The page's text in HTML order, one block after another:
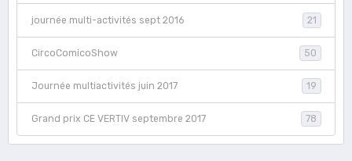
journée multi-activités sept 2016 21
CircoComicoShow 50
Journée multiactivités juin 2017 19
Grand prix CE VERTIV septembre 2017 78